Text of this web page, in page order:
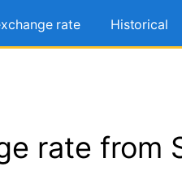
rate Historical
rate